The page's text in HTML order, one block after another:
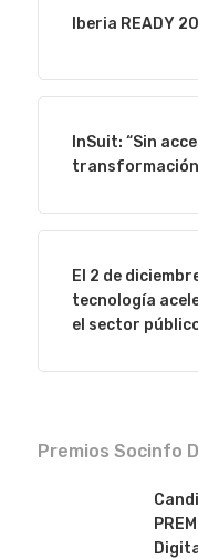
Iberia READY
InSuit: “Sin
El 2 de
tecnología
el sector
Premios Socinfo